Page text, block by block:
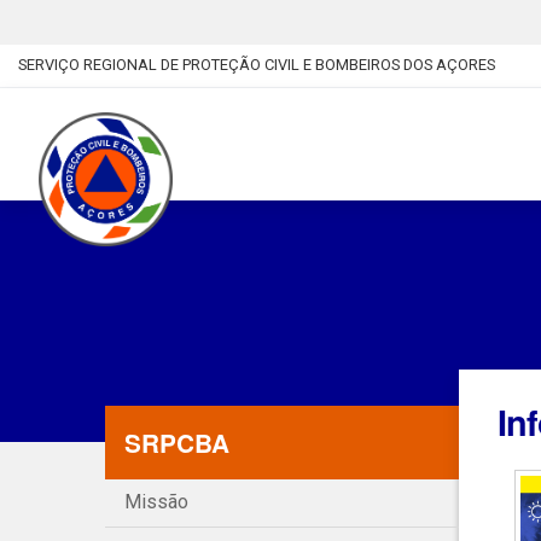
SERVIÇO REGIONAL DE PROTEÇÃO CIVIL E BOMBEIROS DOS AÇORES
SRPCBA
Missão